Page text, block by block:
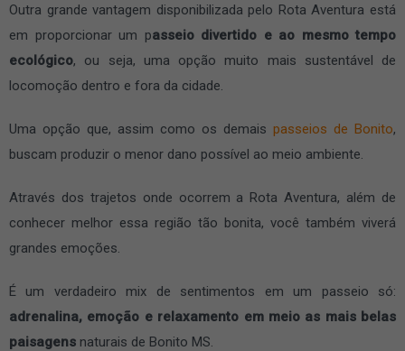
Outra grande vantagem disponibilizada pelo Rota Aventura está
em proporcionar um passeio divertido e ao mesmo tempo
ecológico, ou seja, uma opção muito mais sustentável de
locomoção dentro e fora da cidade.
Uma opção que, assim como os demais passeios de Bonito,
buscam produzir o menor dano possível ao meio ambiente.
Através dos trajetos onde ocorrem a Rota Aventura, além de
conhecer melhor essa região tão bonita, você também viverá
grandes emoções.
É um verdadeiro mix de sentimentos em um passeio só:
adrenalina, emoção e relaxamento em meio as mais belas
paisagens naturais de Bonito MS.